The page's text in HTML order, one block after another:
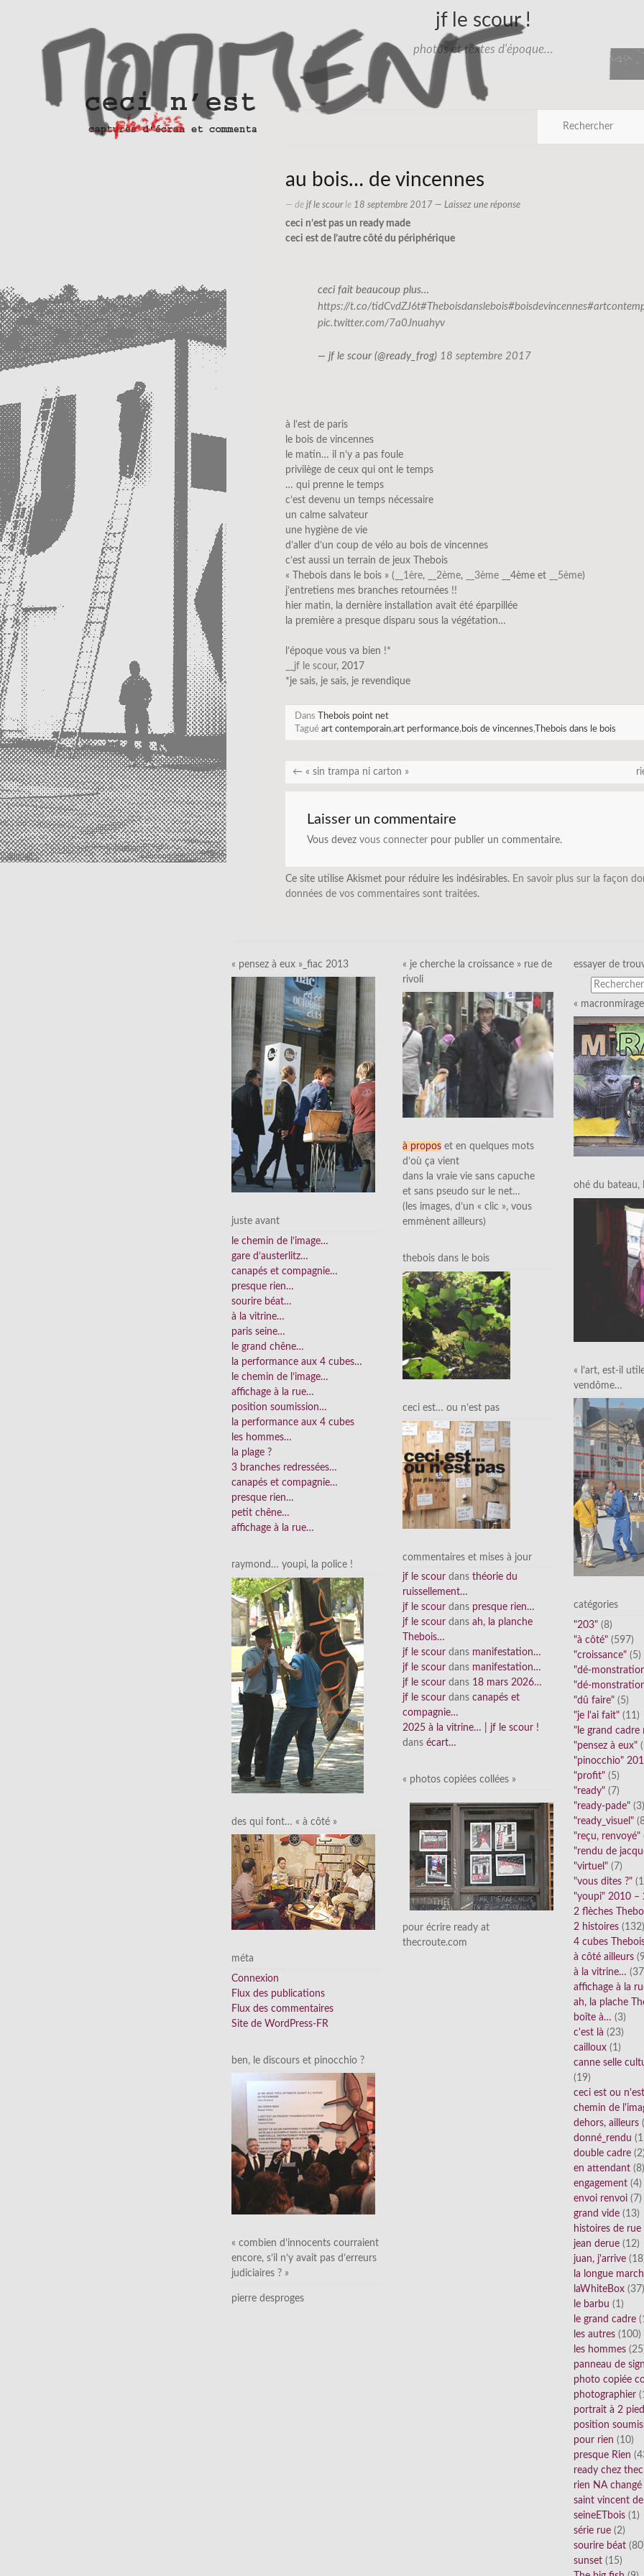
jf le scour !
photos et textes d'époque…
au bois… de vincennes
— de jf le scourle 18 septembre 2017 — Laissez une réponse
ceci n’est pas un ready made
ceci est de l’autre côté du périphérique
ceci fait beaucoup plus…
https://t.co/tidCvdZJ6t#Theboisdanslebois#boisdevincennes
pic.twitter.com/7a0Jnuahyv
— jf le scour (@ready_frog) 18 septembre 2017
à l’est de paris
le bois de vincennes
le matin… il n’y a pas foule
privilège de ceux qui ont le temps
… qui prenne le temps
c’est devenu un temps nécessaire
un calme salvateur
une hygiène de vie
d’aller d’un coup de vélo au bois de vincennes
c’est aussi un terrain de jeux Thebois
« Thebois dans le bois » ( __1ère, __2ème, __3ème __4ème et __5ème)
j’entretiens mes branches retournées !!
hier matin, la dernière installation avait été éparpillée
la première a presque disparu sous la végétation…
l’époque vous va bien !*
__jf le scour, 2017
*je sais, je sais, je revendique
Dans
Thebois point net
Tagué art contemporain,art performance,bois de vincennes,Thebois dans le bois
← « sin trampa ni carton »
Laisser un commentaire
Vous devez vous connecter pour publier un commentaire.
Ce site utilise Akismet pour réduire les indésirables. En savoir plus sur la façon
données de vos commentaires sont traitées.
« pensez à eux »_fiac 2013
juste avant
le chemin de l’image…
gare d’austerlitz…
canapés et compagnie…
presque rien…
sourire béat…
à la vitrine…
paris seine…
le grand chêne…
la performance aux 4 cubes…
le chemin de l’image…
affichage à la rue…
position soumission…
la performance aux 4 cubes
les hommes…
la plage ?
3 branches redressées…
canapés et compagnie…
presque rien…
petit chêne…
affichage à la rue…
raymond… youpi, la police !
des qui font… « à côté »
méta
Connexion
Flux des publications
Flux des commentaires
Site de WordPress-FR
ben, le discours et pinocchio ?
« combien d’innocents courraient
encore, s’il n’y avait pas d’erreurs
judiciaires ? »
pierre desproges
« je cherche la croissance » rue de
rivoli
à propos et en quelques mots
d’où ça vient
dans la vraie vie sans capuche
et sans pseudo sur le net…
(les images, d’un « clic », vous
emmènent ailleurs)
thebois dans le bois
ceci est… ou n’est pas
commentaires et mises à jour
jf le scour dans théorie du
ruissellement…
jf le scour dans presque rien…
jf le scour dans ah, la planche
Thebois…
jf le scour dans manifestation…
jf le scour dans manifestation…
jf le scour dans 18 mars 2026…
jf le scour dans canapés et
compagnie…
2025 à la vitrine… | jf le scour !
dans écart…
« photos copiées collées »
pour écrire ready at
thecroute.com
essayer de
«
ohé du bateau,
« l’art, est-il
vendôme…
catégories
"203" (8)
"à côté" (597)
"croissance" (5)
"dé-
"dé-
"dû faire" (5)
"je l'ai fait" (11)
"le grand cadre
"pensez à eux"
"pinocchio"
"profit" (5)
"ready" (7)
"ready-pade" (3)
"ready_visuel"
"reçu, renvoyé"
"rendu de
"virtuel" (7)
"vous dites ?"
"youpi" 2010 –
2 flèches
2 histoires (132)
4 cubes
à côté ailleurs
à la vitrine…
affichage à la
ah, la plache
boîte à… (3)
c'est là (23)
cailloux (1)
canne selle
(19)
ceci est ou
chemin de
dehors, ailleurs
donné_rendu
double cadre (2)
en attendant (8)
engagement (4)
envoi renvoi (7)
grand vide (13)
histoires de rue
jean derue (12)
juan, j'arrive
la longue
laWhiteBox (37)
le barbu (1)
le grand cadre
les autres (100)
les hommes
panneau de
photo copiée
photographier
portrait à 2
position
pour rien (10)
presque Rien
ready chez
rien NA changé
saint vincent de
seineETbois (1)
série rue (2)
sourire béat
sunset (15)